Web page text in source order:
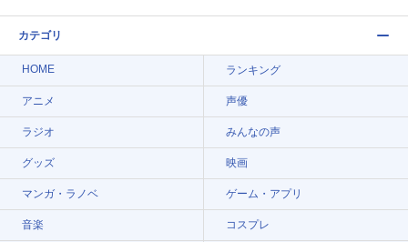
カテゴリ
HOME ランキング
アニメ 声優
ラジオ みんなの声
グッズ 映画
マンガ・ラノベ ゲーム・アプリ
音楽 コスプレ